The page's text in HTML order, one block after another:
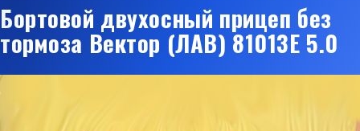
Одноосный прицеп
Прицеп для лодки
Бортовой двухосный прицеп без
тормоза Вектор (ЛАВ) 81013E 5.0